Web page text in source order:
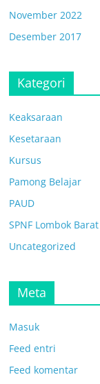
November 2022
Desember 2017
Kategori
Keaksaraan
Kesetaraan
Kursus
Pamong Belajar
PAUD
SPNF Lombok Barat
Uncategorized
Meta
Masuk
Feed entri
Feed komentar